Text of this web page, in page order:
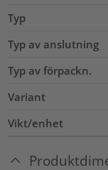
Typ
Typ av anslutning
Typ av förpackn.
Variant
Vikt/enhet